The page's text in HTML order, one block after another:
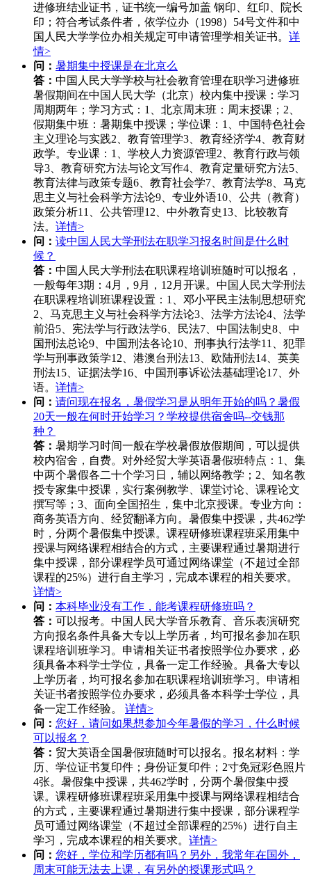
进修班结业证书，证书统一编号加盖 钢印、红印、院长
印；符合考试条件者，依学位办（1998）54号文件和中
国人民大学学位办相关规定可申请管理学相关证书。 详
情>
问： 暑期集中授课是在北京么
答： 中国人民大学学校与社会教育管理在职学习进修班
暑假期间在中国人民大学（北京）校内集中授课：学习
周期两年；学习方式：1、北京周末班：周末授课；2、
假期集中班：暑期集中授课；学位课：1、中国特色社会
主义理论与实践2、教育管理学3、教育经济学4、教育财
政学。专业课：1、学校人力资源管理2、教育行政与领
导3、教育研究方法与论文写作4、教育定量研究方法5、
教育法律与政策专题6、教育社会学7、教育法学8、马克
思主义与社会科学方法论9、专业外语10、公共（教育）
政策分析11、公共管理12、中外教育史13、比较教育
法。 详情>
问： 读中国人民大学刑法在职学习报名时间是什么时
候？
答： 中国人民大学刑法在职课程培训班随时可以报名，
一般每年3期：4月，9月，12月开课。中国人民大学刑法
在职课程培训班课程设置：1、邓小平民主法制思想研究
2、马克思主义与社会科学方法论3、法学方法论4、法学
前沿5、宪法学与行政法学6、民法7、中国法制史8、中
国刑法总论9、中国刑法各论10、刑事执行法学11、犯罪
学与刑事政策学12、港澳台刑法13、欧陆刑法14、英美
刑法15、证据法学16、中国刑事诉讼法基础理论17、外
语。 详情>
问： 请问现在报名，暑假学习是从明年开始的吗？暑假
20天一般在何时开始学习？学校提供宿舍吗--交钱那
种？
答： 暑期学习时间一般在学校暑假放假期间，可以提供
校内宿舍，自费。对外经贸大学英语暑假班特点：1、集
中两个暑假各二十个学习日，辅以网络教学；2、知名教
授专家集中授课，实行案例教学、课堂讨论、课程论文
撰写等；3、面向全国招生，集中北京授课。专业方向：
商务英语方向、经贸翻译方向。暑假集中授课，共462学
时，分两个暑假集中授课。课程研修班课程班采用集中
授课与网络课程相结合的方式，主要课程通过暑期进行
集中授课，部分课程学员可通过网络课堂（不超过全部
课程的25%）进行自主学习，完成本课程的相关要求。
详情>
问： 本科毕业没有工作，能考课程研修班吗？
答： 可以报考。中国人民大学音乐教育、音乐表演研究
方向报名条件具备大专以上学历者，均可报名参加在职
课程培训班学习。申请相关证书者按照学位办要求，必
须具备本科学士学位，具备一定工作经验。具备大专以
上学历者，均可报名参加在职课程培训班学习。申请相
关证书者按照学位办要求，必须具备本科学士学位，具
备一定工作经验。 详情>
问： 您好，请问如果想参加今年暑假的学习，什么时候
可以报名？
答： 贸大英语全国暑假班随时可以报名。报名材料：学
历、学位证书复印件；身份证复印件；2寸免冠彩色照片
4张。暑假集中授课，共462学时，分两个暑假集中授
课。课程研修班课程班采用集中授课与网络课程相结合
的方式，主要课程通过暑期进行集中授课，部分课程学
员可通过网络课堂（不超过全部课程的25%）进行自主
学习，完成本课程的相关要求。 详情>
问： 您好，学位和学历都有吗？另外，我常年在国外，
周末可能无法去上课，有另外的授课形式吗？